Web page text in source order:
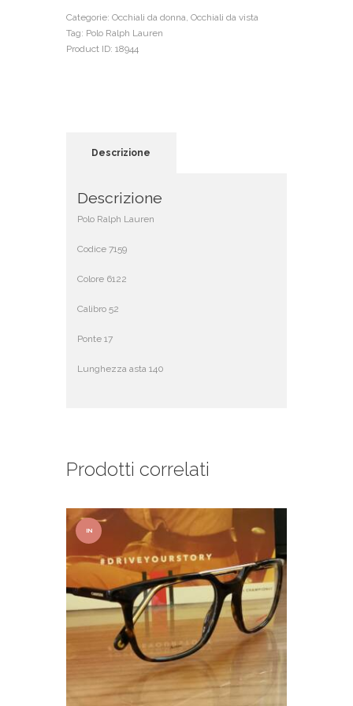
Categorie: Occhiali da donna Occhiali da vista
Tag: Polo Ralph Lauren
Product ID: 18944
Descrizione
Descrizione
Polo Ralph Lauren
Codice 7159
Colore 6122
Calibro 52
Ponte 17
Lunghezza asta 140
Prodotti correlati
IN